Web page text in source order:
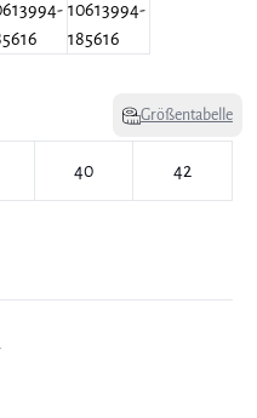
Größentabelle
40 42